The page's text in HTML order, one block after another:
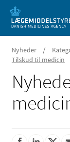
Nyheder /
Tilskud til medicin